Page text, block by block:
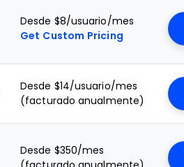
Desde $8/usuario/mes
Get Custom Pricing
Desde $14/usuario/mes
(facturado anualmente)
Desde $350/mes